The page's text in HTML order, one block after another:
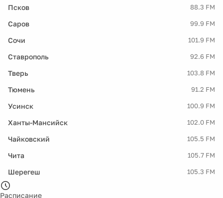
Псков 88.3 FM
Саров 99.9 FM
Сочи 101.9 FM
Ставрополь 92.6 FM
Тверь 103.8 FM
Тюмень 91.2 FM
Усинск 100.9 FM
Ханты-Мансийск 102.0 FM
Чайковский 105.5 FM
Чита 105.7 FM
Шерегеш 105.3 FM
Расписание